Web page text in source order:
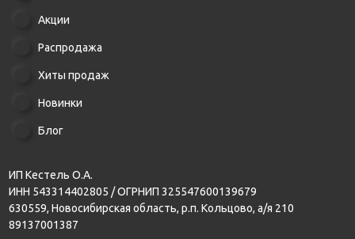
Акции
Распродажа
Хиты продаж
Новинки
Блог
ИП Кестель О.А.
ИНН 543314402805 / ОГРНИП 325547600139679
630559, Новосибирская область, р.п. Кольцово, а/я 210
89137001387